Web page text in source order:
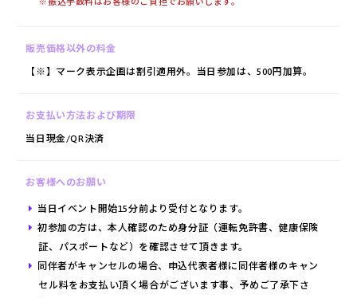
販売価格以外の料金
【※】マーク表示企画は割引適用外。当日参加は、500円加算。
お支払い方法および期限
当日現金/QR決済
お客様へのお願い
当日イベント開始15分前より受付となります。
初参加の方は、本人確認のため身分証（運転免許書、健康保険
証、パスポートなど）を確認させて頂きます。
同伴者がキャンセルの場合、申込代表者様に同伴者様のキャン
セル料をお支払い頂く場合がございます事、予めご了承下さ